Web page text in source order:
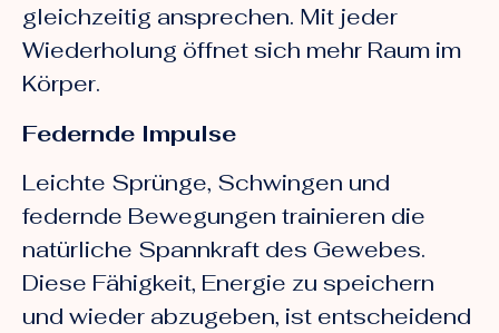
gleichzeitig ansprechen. Mit jeder
Wiederholung öffnet sich mehr Raum im
Körper.
Federnde Impulse
Leichte Sprünge, Schwingen und
federnde Bewegungen trainieren die
natürliche Spannkraft des Gewebes.
Diese Fähigkeit, Energie zu speichern
und wieder abzugeben, ist entscheidend